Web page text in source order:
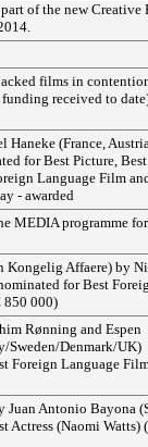
of the new Creative
films in
funding received to
Haneke (France,
for Best Picture, Best
Language Film
- awarded
MEDIA programme for
Kongelig Affaere) by
for Best
850 000)
Rønning and Espen
Sweden/Denmark/UK)
Foreign Language
Juan Antonio Bayona
Actress (Naomi Watts)